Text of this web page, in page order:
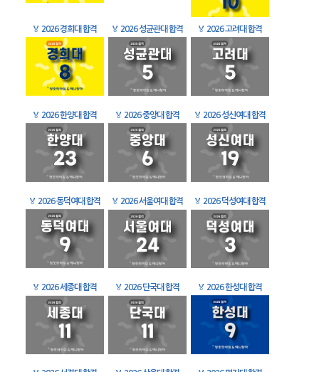
🏅 2026 경희대 합격 🏅 2026 성균관대 합격 🏅 2026 고려대 합격
🏅 2026 한양대 합격 🏅 2026 중앙대 합격 🏅 2026 성신여대 합격
🏅 2026 동덕여대 합격 🏅 2026 서울여대 합격 🏅 2026 덕성여대 합격
🏅 2026 세종대 합격 🏅 2026 단국대 합격 🏅 2026 한성대 합격